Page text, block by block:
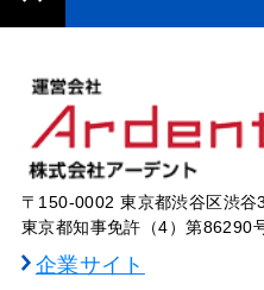
〒150-0002 東京都渋谷区渋
東京都知事免許（4）第86290
企業サイト